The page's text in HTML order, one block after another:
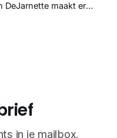
DeJarnette maakt er
in je mailbox.